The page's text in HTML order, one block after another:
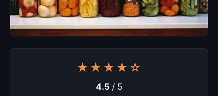
★★★★☆
4.5/ 5